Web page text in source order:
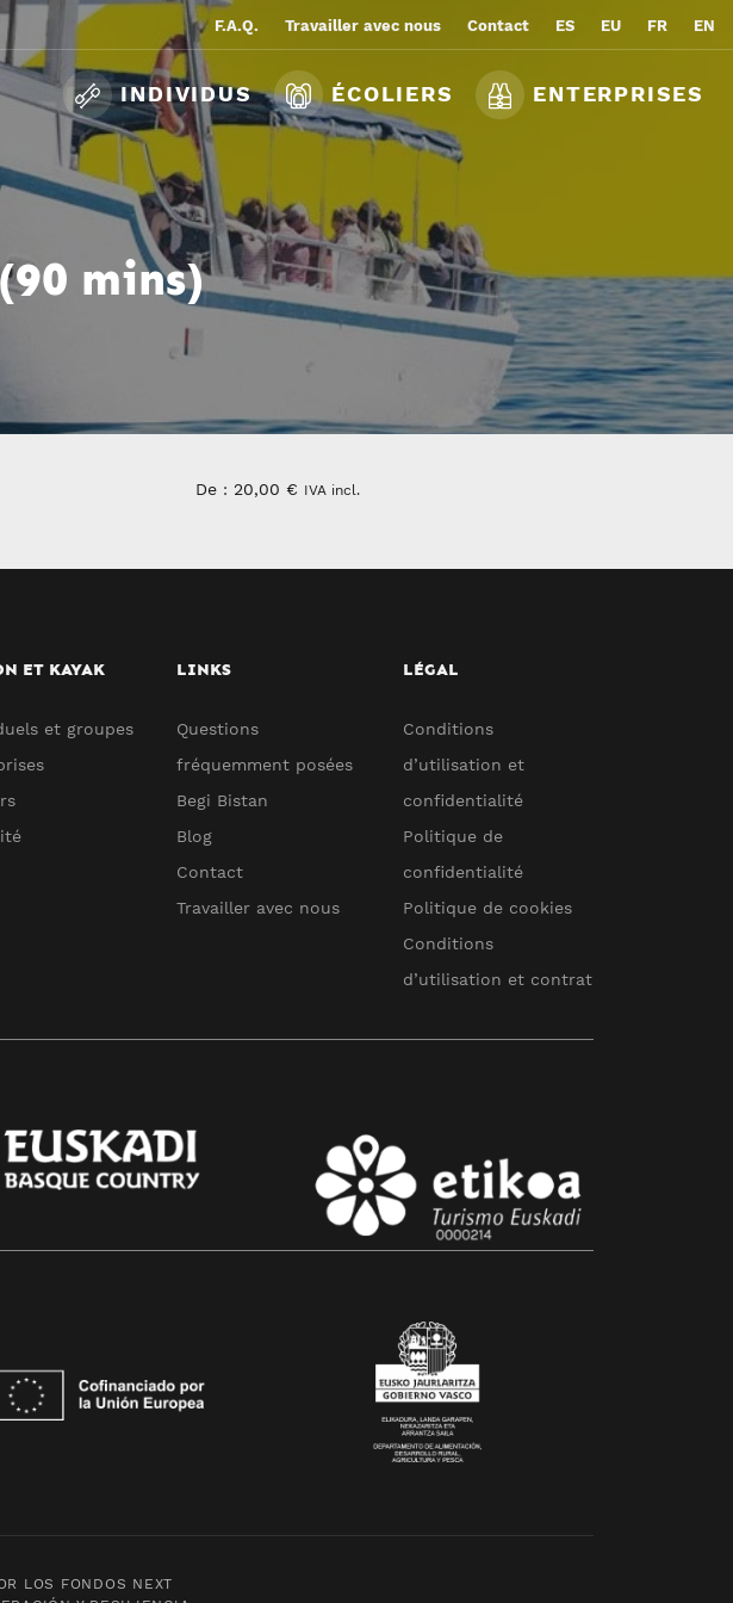
F.A.Q. Travailler avec nous Contact ES EU FR EN
INDIVIDUS ÉCOLIERS ENTERPRISES
mins)
De : 20,00 € IVA incl.
ET KAYAK
et groupes
LINKS
Questions
fréquemment posées
Begi Bistan
Blog
Contact
Travailler avec nous
LÉGAL
Conditions
d’utilisation et
confidentialité
Politique de
confidentialité
Politique de cookies
Conditions
d’utilisation et contrat
LOS FONDOS NEXT